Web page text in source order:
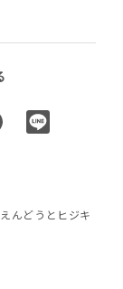
えんどうとヒジキ